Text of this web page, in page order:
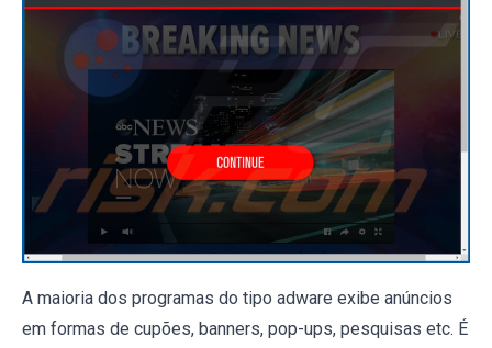
A maioria dos programas do tipo adware exibe anúncios
em formas de cupões, banners, pop-ups, pesquisas etc. É